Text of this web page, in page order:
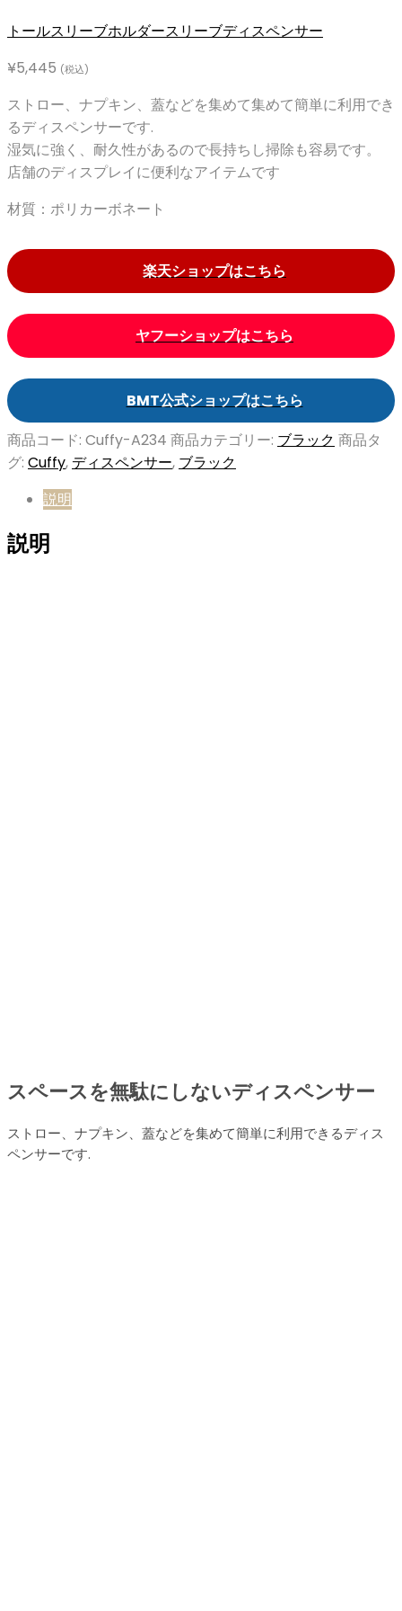
トールスリーブホルダースリーブディスペンサー
¥5,445 (税込)
ストロー、ナプキン、蓋などを集めて集めて簡単に利用でき
るディスペンサーです.
湿気に強く、耐久性があるので長持ちし掃除も容易です。
店舗のディスプレイに便利なアイテムです
材質：ポリカーボネート
楽天ショップはこちら
ヤフーショップはこちら
BMT公式ショップはこちら
商品コード: Cuffy-A234 商品カテゴリー: ブラック 商品タ
グ: Cuffy, ディスペンサー, ブラック
説明
説明
スペースを無駄にしないディスペンサー
ストロー、ナプキン、蓋などを集めて簡単に利用できるディス
ペンサーです.